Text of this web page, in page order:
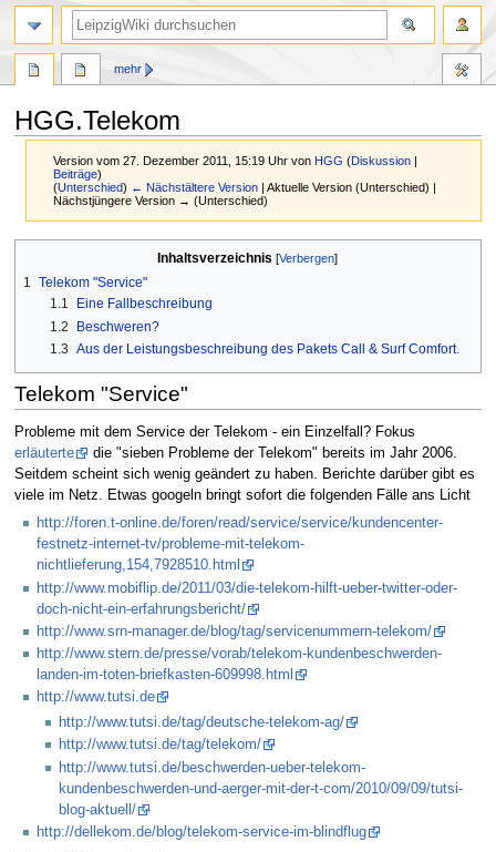
HGG.Telekom
Version vom 27. Dezember 2011, 15:19 Uhr vonHGG (Diskussion |
Beiträge)
(Unterschied) ← Nächstältere Version | Aktuelle Version (Unterschied) |
Nächstjüngere Version → (Unterschied)
springen
springen
Inhaltsverzeichnis
1 Telekom "Service"
1.1
Eine Fallbeschreibung
1.2
Beschweren?
1.3 Aus der Leistungsbeschreibung des Pakets Call & Surf Comfort.
Telekom "Service"
Probleme mit dem Service der Telekom - ein Einzelfall? Fokus
erläuterte
die "sieben Probleme der Telekom" bereits im Jahr 2006.
Seitdem scheint sich wenig geändert zu haben. Berichte darüber gibt es
viele im Netz. Etwas googeln bringt sofort die folgenden Fälle ans Licht
http://foren.t-online.de/foren/read/service/service/kundencenter-
festnetz-internet-tv/probleme-mit-telekom-
nichtlieferung,154,7928510.html
http://www.mobiflip.de/2011/03/die-telekom-hilft-ueber-twitter-oder-
doch-nicht-ein-erfahrungsbericht/
http://www.srn-manager.de/blog/tag/servicenummern-telekom/
http://www.stern.de/presse/vorab/telekom-kundenbeschwerden-
landen-im-toten-briefkasten-609998.html
http://www.tutsi.de
http://www.tutsi.de/tag/deutsche-telekom-ag/
http://www.tutsi.de/tag/telekom/
http://www.tutsi.de/beschwerden-ueber-telekom-
kundenbeschwerden-und-aerger-mit-der-t-com/2010/09/09/tutsi-
blog-aktuell/
http://dellekom.de/blog/telekom-service-im-blindflug
mehr